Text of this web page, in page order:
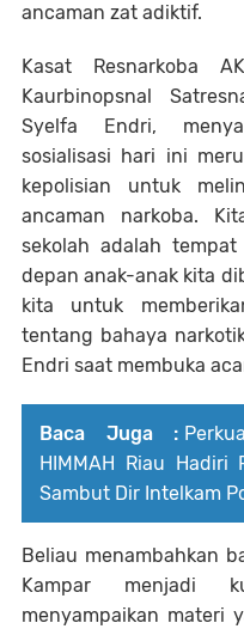
ancaman zat adiktif.
Kasat Resnarkoba
Kaurbinopsnal
Syelfa Endri,
sosialisasi hari ini
kepolisian untuk
ancaman narkoba.
sekolah adalah
depan anak-anak kita
kita untuk
tentang bahaya
Endri saat membuka
Baca Juga :
HIMMAH Riau Hadiri
Sambut Dir Intelkam
Beliau menambahkan
Kampar menjadi
menyampaikan materi